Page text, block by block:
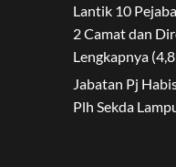
Lantik 10
2 Camat dan
Lengkapnya
Jabatan Pj
Plh Sekda